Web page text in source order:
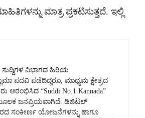
ಮಾತ್ರ ಪ್ರಕಟಿಸುತ್ತದೆ. ಇಲ್ಲಿ
ಸುದ್ದಿಗಳ ವಿಭಾಗದ ಹಿರಿಯ
ಪದವಿ ಪಡೆದಿದ್ದರೂ, ಮಾಧ್ಯಮ ಕ್ಷೇತ್ರದ
ಆರಂಭಿಸಿದ “Suddi No.1 Kannada”
ಮೂಲಕ ಜನಪ್ರಿಯವಾಗಿದೆ. ಡಿಜಿಟಲ್
ಸಂಕೀರ್ಣ ಯೋಜನೆಗಳನ್ನು ಹಾಗೂ